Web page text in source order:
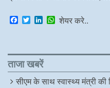
F
a
b
o
o
k
T
w
t
e
r
L
e
d
I
n
W
s
p
शेयर करे..
ताजा खबरें
सीएम के साथ स्वास्थ्य मंत्री